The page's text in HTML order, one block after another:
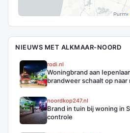
NIEUWS MET ALKMAAR-NOORD
rodi.nl
Woningbrand aan
brandweer schaalt op naar
noordkop247.nl
Brand in tuin bij woning in
controle